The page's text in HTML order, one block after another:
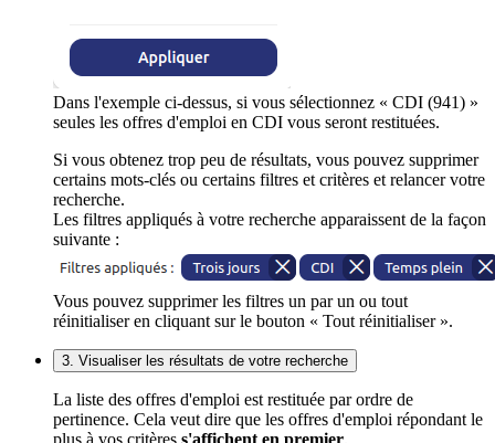
Dans l'exemple ci-dessus, si vous sélectionnez « CDI (941) »
seules les offres d'emploi en CDI vous seront restituées.
Si vous obtenez trop peu de résultats, vous pouvez supprimer
certains mots-clés ou certains filtres et critères et relancer votre
recherche.
Les filtres appliqués à votre recherche apparaissent de la façon
suivante :
Vous pouvez supprimer les filtres un par un ou tout
réinitialiser en cliquant sur le bouton « Tout réinitialiser ».
3. Visualiser les résultats de votre recherche
La liste des offres d'emploi est restituée par ordre de
pertinence. Cela veut dire que les offres d'emploi répondant le
plus à vos critères s'affichent en premier.